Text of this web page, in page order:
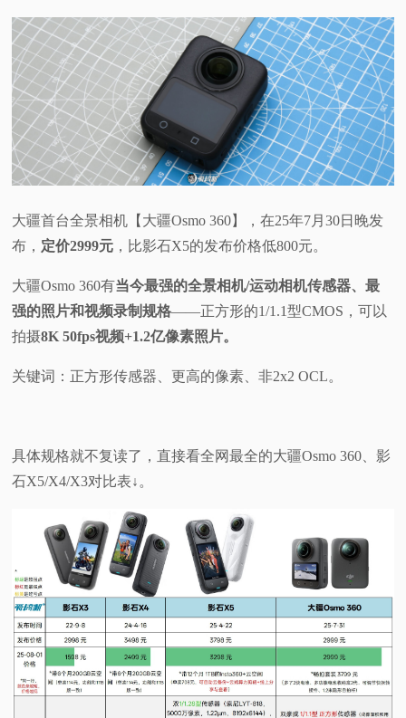
题
大疆首台全景相机【大疆Osmo 360】，在25年7月30日晚发
布， 定价2999元 ，比影石X5的发布价格低800元。
大疆Osmo 360有当今最强的全景相机/运动相机传感器、最
强的照片和视频录制规格——正方形的1/1.1型CMOS，可以
拍摄8K 50fps视频+1.2亿像素照片。
关键词：正方形传感器、更高的像素、非2x2 OCL。
具体规格就不复读了，直接看全网最全的大疆Osmo 360、影
石X5/X4/X3对比表↓。